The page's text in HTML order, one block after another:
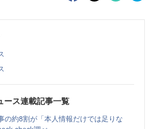
ース連載記事一覧
の約8割が「本人情報だけでは足りな